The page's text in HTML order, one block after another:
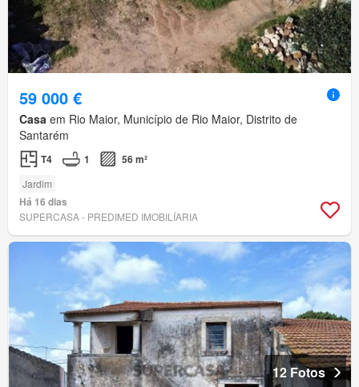
59 000 €
Casa em Rio Maior, Município de Rio Maior, Distrito de
Santarém
T4 1 56 m²
Jardim
Há 16 dias
SUPERCASA - PREDIMED IMOBILÍARIA
12 Fotos